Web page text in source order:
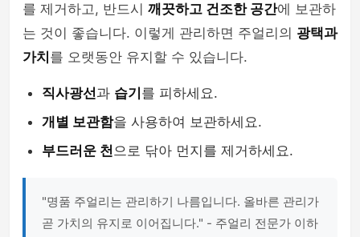
를 제거하고, 반드시 깨끗하고 건조한 공간에 보관하
는 것이 좋습니다. 이렇게 관리하면 주얼리의 광택과
가치 를 오랫동안 유지할 수 있습니다.
직사광선과 습기 를 피하세요.
개별 보관함을 사용하여 보관하세요.
부드러운 천으로 닦아 먼지를 제거하세요.
"명품 주얼리는 관리하기 나름입니다. 올바른 관리가
곧 가치의 유지로 이어집니다." - 주얼리 전문가 이하